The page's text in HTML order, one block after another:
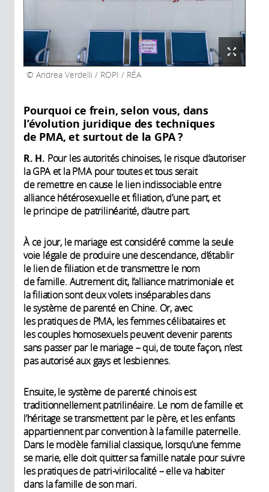
Andrea Verdelli / ROPI / RÉA
Pourquoi ce frein, selon vous, dans
l’évolution juridique des techniques
de PMA, et surtout de la GPA ?
R. H. Pour les autorités chinoises, le risque d’autoriser
la GPA et la PMA pour toutes et tous serait
de remettre en cause le lien indissociable entre
alliance hétérosexuelle et filiation, d’une part, et
le principe de patrilinéarité, d’autre part.
À ce jour, le mariage est considéré comme la seule
voie légale de produire une descendance, d’établir
le lien de filiation et de transmettre le nom
de famille. Autrement dit, l’alliance matrimoniale et
la filiation sont deux volets inséparables dans
le système de parenté en Chine. Or, avec
les pratiques de PMA, les femmes célibataires et
les couples homosexuels peuvent devenir parents
sans passer par le mariage – qui, de toute façon, n’est
pas autorisé aux gays et lesbiennes.
Ensuite, le système de parenté chinois est
traditionnellement patrilinéaire. Le nom de famille et
l’héritage se transmettent par le père, et les enfants
appartiennent par convention à la famille paternelle.
Dans le modèle familial classique, lorsqu’une femme
se marie, elle doit quitter sa famille natale pour suivre
les pratiques de patri-virilocalité – elle va habiter
dans la famille de son mari.